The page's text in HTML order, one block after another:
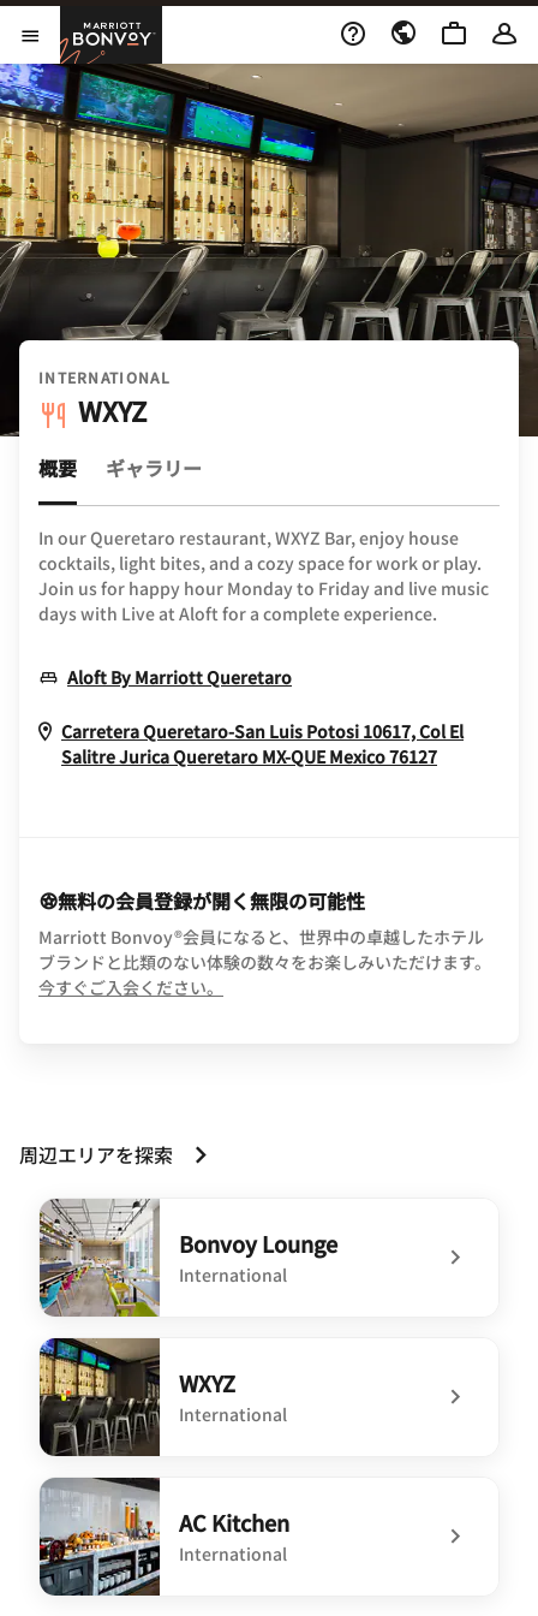
Skip to Content
メニューを開く
Marriott Bonvoy
INTERNATIONAL
WXYZ
概要 ギャラリー
In our Queretaro restaurant, WXYZ Bar, enjoy house
cocktails, light bites, and a cozy space for work or play.
Join us for happy hour Monday to Friday and live music
days with Live at Aloft for a complete experience.
Aloft By Marriott QueretaroOpens In New Window
Carretera Queretaro-San Luis Potosi 10617, Col El
Salitre JuricaQueretaro MX-QUE Mexico76127Opens In
無料の会員登録が開く無限の可能性
Marriott Bonvoy®会員になると、世界中の卓越したホテル
ブランドと比類のない体験の数々をお楽しみいただけます。
今すぐご入会ください。
周辺エリアを探索
Bonvoy Lounge
International
undefined Bonvoy Lounge
WXYZ
International
undefined WXYZ
AC Kitchen
International